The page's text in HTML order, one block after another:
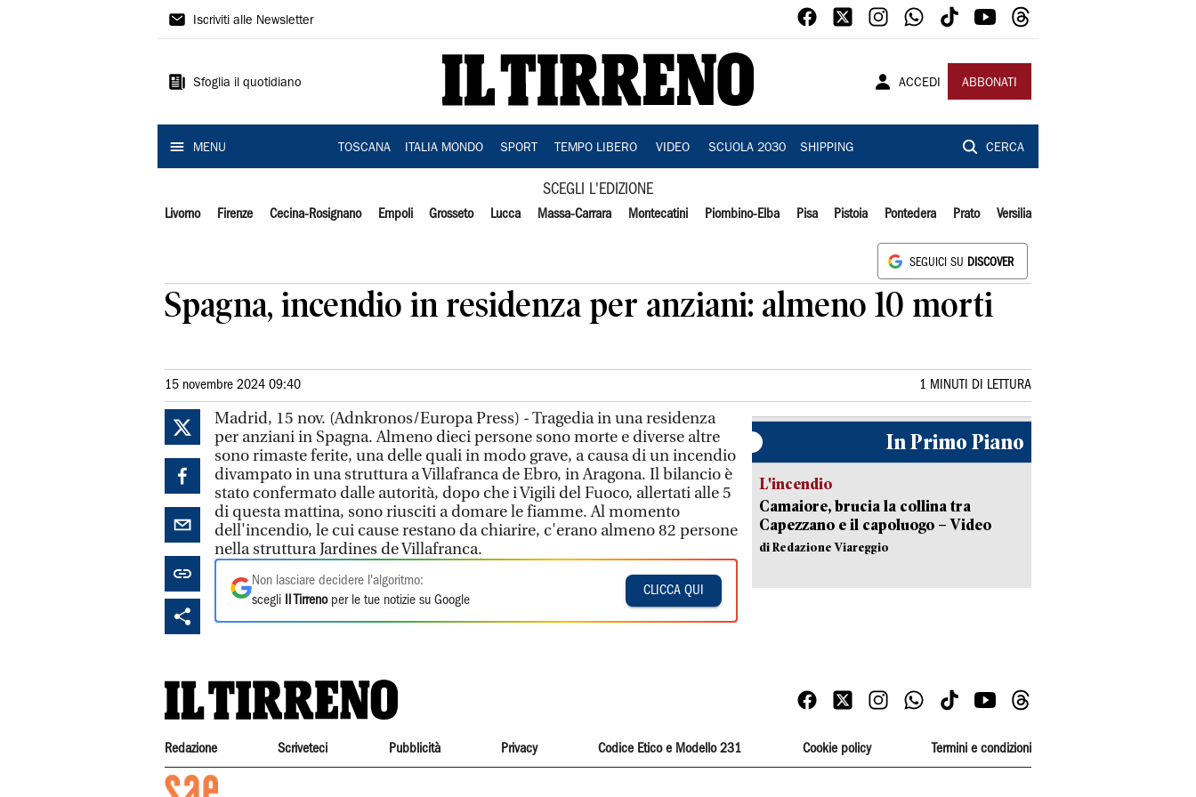
Il
Iscriviti alle Newsletter
Sfoglia il quotidiano ACCEDI ABBONATI
MENU TOSCANA ITALIA MONDO SPORT TEMPO LIBERO VIDEO SCUOLA 2030 SHIPPING CERCA
SCEGLI L'EDIZIONE
Livorno Firenze Cecina-Rosignano Empoli Grosseto Lucca Massa-Carrara Montecatini Piombino-Elba Pisa Pistoia Pontedera Prato Versilia
SEGUICI SU DISCOVER
Spagna, incendio in residenza per anziani: almeno 10 morti
15 novembre 2024 09:40 1 MINUTI DI LETTURA
Madrid, 15 nov. (Adnkronos/Europa Press) - Tragedia in una residenza
per anziani in Spagna. Almeno dieci persone sono morte e diverse altre
sono rimaste ferite, una delle quali in modo grave, a causa di un incendio
divampato in una struttura a Villafranca de Ebro, in Aragona. Il bilancio è
stato confermato dalle autorità, dopo che i Vigili del Fuoco, allertati alle 5
di questa mattina, sono riusciti a domare le fiamme. Al momento
dell'incendio, le cui cause restano da chiarire, c'erano almeno 82 persone
nella struttura Jardines de Villafranca.
Non lasciare decidere l'algoritmo:
scegli
Il Tirrenoper le tue notizie su Google
CLICCA QUI
In Primo Piano
L'incendio
Camaiore, brucia la collina tra
Capezzano e il capoluogo – Video
di Redazione Viareggio
Redazione Scriveteci Pubblicità Privacy Codice Etico e Modello 231 Cookie policy Termini e condizioni